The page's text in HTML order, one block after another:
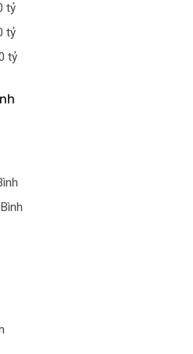
tỷ
tỷ
tỷ